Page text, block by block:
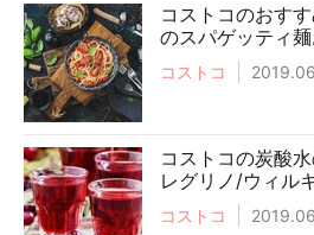
コストコのおす
のスパゲッティ
コストコ
コストコの炭酸
レグリノ/ウィル
コストコ